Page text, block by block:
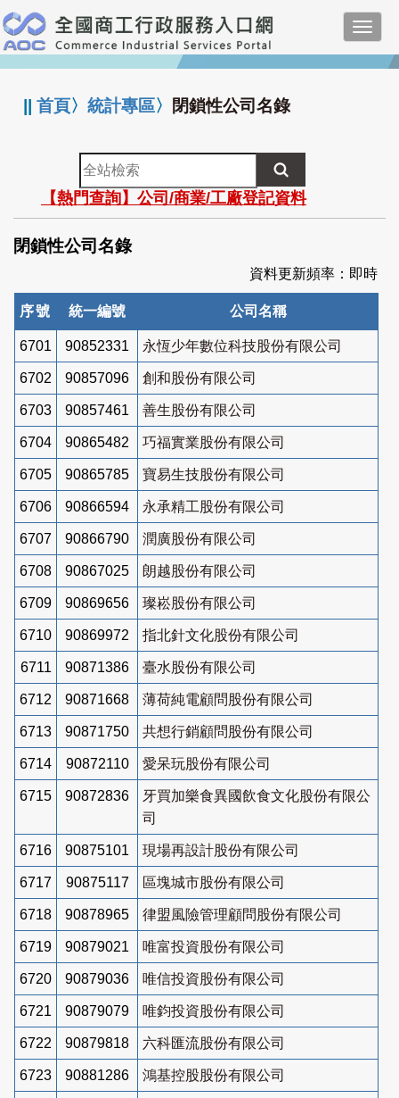
跳
到
主
要
:::
||首頁〉統計專區〉 閉鎖性公司名錄
全
站
檢
索
【熱門查詢】公司/商業/工廠登記資料
閉鎖性公司名錄
資料更新頻率：即時
序號 統一編號 公司名稱
6701 90852331 永恆少年數位科技股份有限公司
6702 90857096 創和股份有限公司
6703 90857461 善生股份有限公司
6704 90865482 巧福實業股份有限公司
6705 90865785 寶易生技股份有限公司
6706 90866594 永承精工股份有限公司
6707 90866790 潤廣股份有限公司
6708 90867025 朗越股份有限公司
6709 90869656 璨崧股份有限公司
6710 90869972 指北針文化股份有限公司
6711 90871386 臺水股份有限公司
6712 90871668 薄荷純電顧問股份有限公司
6713 90871750 共想行銷顧問股份有限公司
6714 90872110 愛呆玩股份有限公司
6715 90872836
牙買加樂食異國飲食文化股份有限公
司
6716 90875101 現場再設計股份有限公司
6717 90875117 區塊城市股份有限公司
6718 90878965 律盟風險管理顧問股份有限公司
6719 90879021 唯富投資股份有限公司
6720 90879036 唯信投資股份有限公司
6721 90879079 唯鈞投資股份有限公司
6722 90879818 六科匯流股份有限公司
6723 90881286 鴻基控股股份有限公司